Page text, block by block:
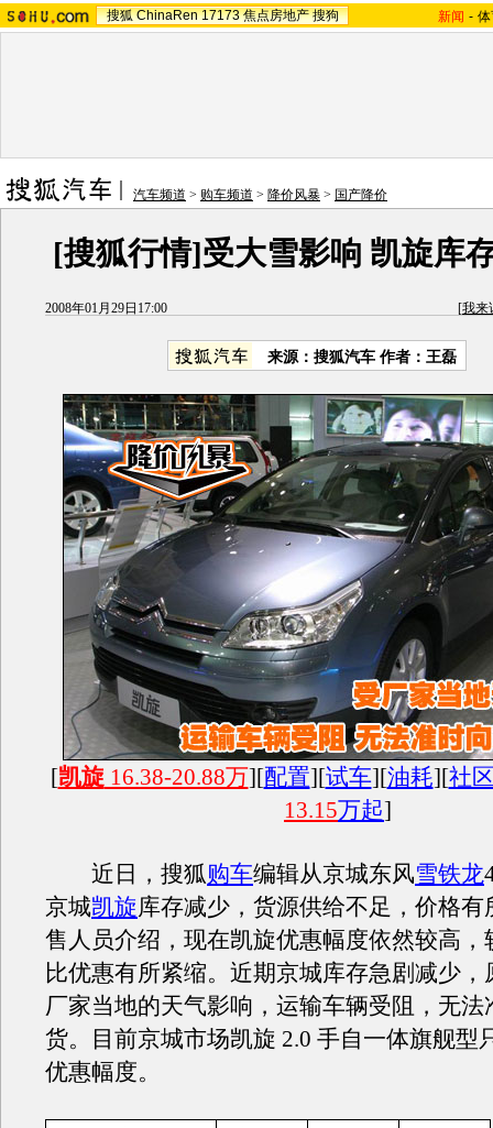
搜狐 ChinaRen 17173 焦点房地产 搜狗 新闻 -
汽车频道 > 购车频道 > 降价风暴 > 国产降价
[搜狐行情]受大雪影响 凯旋库
2008年01月29日17:00 [我来
来源：搜狐汽车 作者：王磊
[凯旋16.38-20.88万][配置][试车][油耗][社
13.15万起]
近日，搜狐购车编辑从京城东风雪铁龙
京城凯旋库存减少，货源供给不足，价格有
售人员介绍，现在凯旋优惠幅度依然较高，
比优惠有所紧缩。近期京城库存急剧减少，
厂家当地的天气影响，运输车辆受阻，无法
货。目前京城市场凯旋 2.0 手自一体旗舰型
优惠幅度。